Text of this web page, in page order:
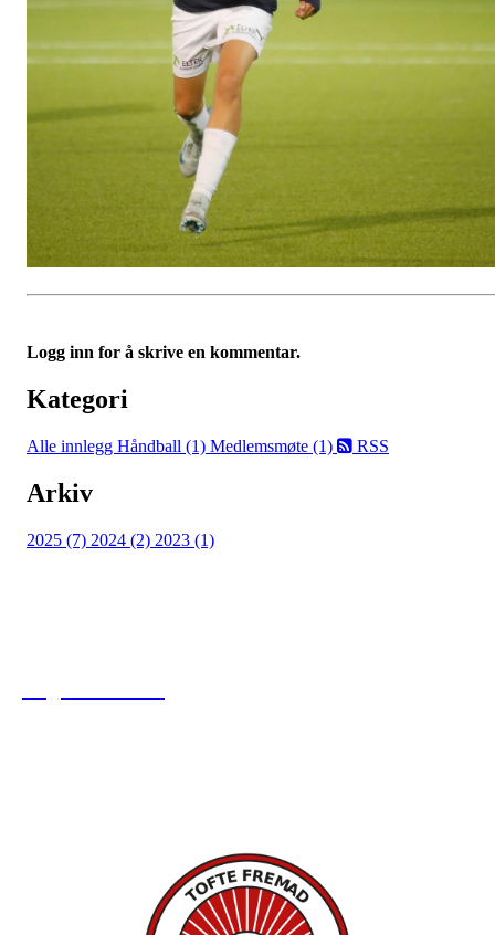
Logg inn for å skrive en kommentar.
Kategori
Alle innlegg Håndball (1) Medlemsmøte (1) RSS
Arkiv
2025 (7) 2024 (2) 2023 (1)